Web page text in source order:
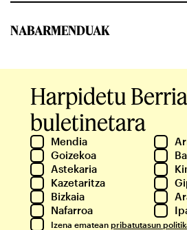
NABARMENDUAK
Harpidetu
buletinetara
Mendia
Goizekoa
Astekaria
Kazetaritza
Bizkaia
Nafarroa
Izena ematean pribatutasun